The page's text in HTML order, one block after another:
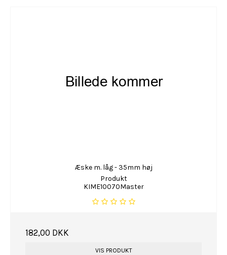
Æske m. låg - 35mm høj
Produkt
KIME10070Master
182,00 DKK
VIS PRODUKT